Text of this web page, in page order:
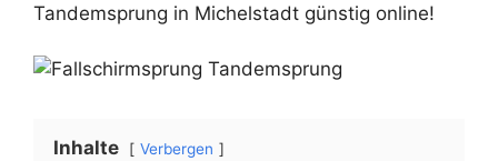
Tandemsprung in Michelstadt günstig online!
Inhalte Verbergen